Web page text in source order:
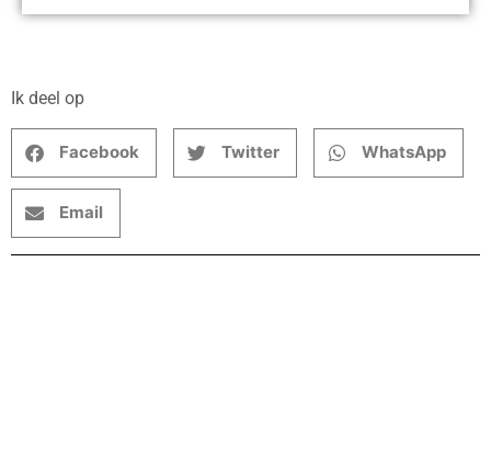
Ik deel op
Facebook Twitter WhatsApp
Email